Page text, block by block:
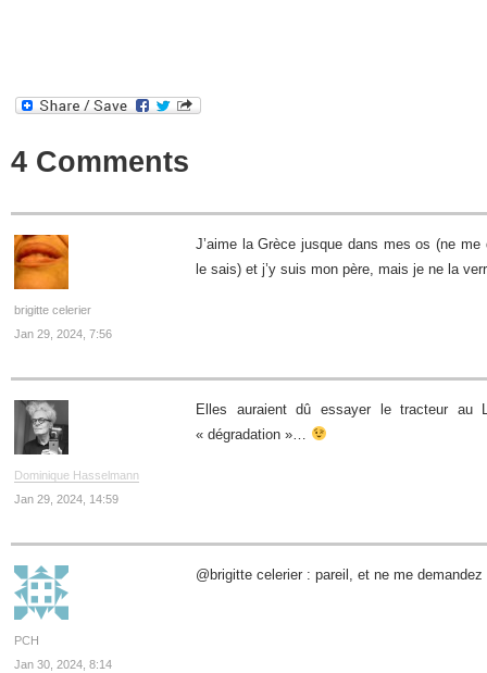
4 Comments
brigitte celerier
Jan 29, 2024, 7:56
J’aime la Grèce jusque dans mes os (ne
le sais) et j’y suis mon père, mais je ne la
Dominique Hasselmann
Jan 29, 2024, 14:59
Elles auraient dû essayer le tracteur au
« dégradation »…
PCH
Jan 30, 2024, 8:14
@brigitte celerier : pareil, et ne me